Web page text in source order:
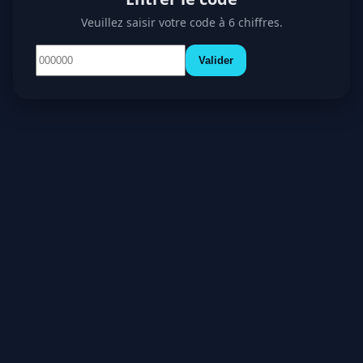
Veuillez saisir votre code à 6 chiffres.
Valider